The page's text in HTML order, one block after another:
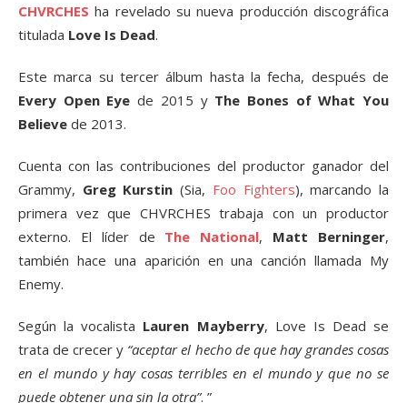
CHVRCHES ha revelado su nueva producción discográfica
titulada Love Is Dead.
Este marca su tercer álbum hasta la fecha, después de
Every Open Eye de 2015 y The Bones of What You
Believe de 2013.
Cuenta con las contribuciones del productor ganador del
Grammy, Greg Kurstin (Sia, Foo Fighters), marcando la
primera vez que CHVRCHES trabaja con un productor
externo. El líder de The National, Matt Berninger,
también hace una aparición en una canción llamada My
Enemy.
Según la vocalista Lauren Mayberry, Love Is Dead se
trata de crecer y “aceptar el hecho de que hay grandes cosas
en el mundo y hay cosas terribles en el mundo y que no se
puede obtener una sin la otra”. ”